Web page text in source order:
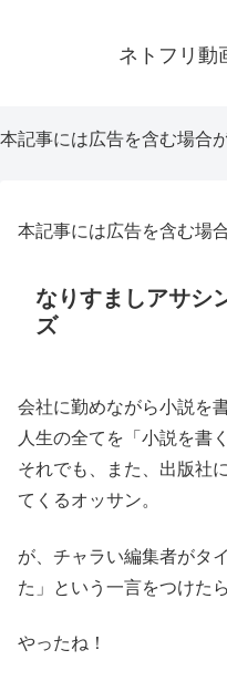
ネトフリ動
本記事には広告を含む場合
本記事には広告を含む場
なりすましアサ
ズ
会社に勤めながら小説を
人生の全てを「小説を書
それでも、また、出版社
てくるオッサン。
が、チャラい編集者がタ
た」という一言をつけた
やったね！